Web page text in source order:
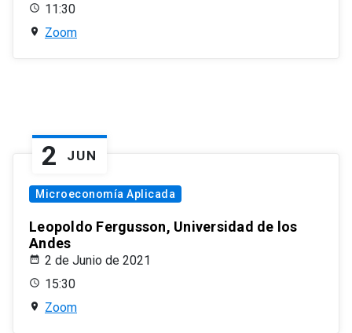
11:30
Zoom
2 JUN
Microeconomía Aplicada
Leopoldo Fergusson, Universidad de los
Andes
2 de Junio de 2021
15:30
Zoom